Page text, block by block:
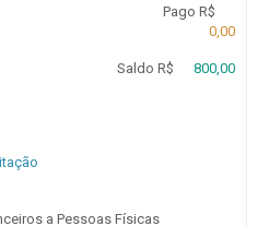
Pago R$
0,00
Saldo R$ 800,00
a Pessoas Físicas